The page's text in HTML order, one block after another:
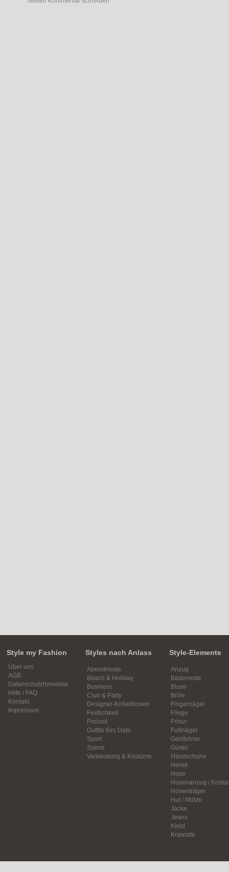
Style my Fashion
Über uns
AGB
Datenschutzhinweise
Hilfe / FAQ
Kontakt
Impressum
Styles nach Anlass
Abendmode
Beach & Holiday
Business
Club & Party
Designer-Kollektionen
Festlichkeit
Freizeit
Outfits fürs Date
Sport
Szene
Verkleidung & Kostüme
Style-Elemente
Anzug
Bademode
Bluse
Brille
Fingernägel
Fliege
Frisur
Fußnägel
Geldbörse
Gürtel
Handschuhe
Hemd
Hose
Hosenanzug /
Hosenträger
Hut / Mütze
Jacke
Jeans
Kleid
Krawatte